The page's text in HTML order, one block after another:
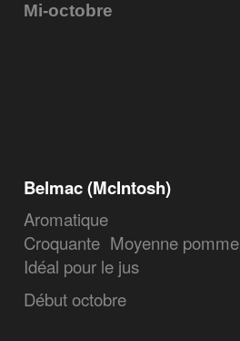
Mi-octobre
Belmac (McIntosh)
Aromatique
Croquante Moyenne pomme
Idéal pour le jus
Début octobre